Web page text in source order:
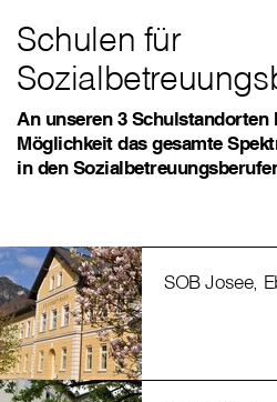
Schulen für
An unseren 3 Schulstandorten
Möglichkeit das gesamte
in den
SOB Josee,